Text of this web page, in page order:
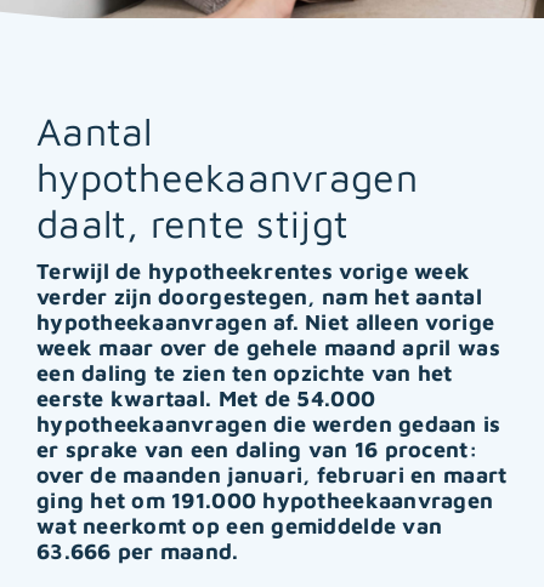
Aantal
hypotheekaanvragen
daalt, rente stijgt
Terwijl de hypotheekrentes vorige week
verder zijn doorgestegen, nam het aantal
hypotheekaanvragen af. Niet alleen vorige
week maar over de gehele maand april was
een daling te zien ten opzichte van het
eerste kwartaal. Met de 54.000
hypotheekaanvragen die werden gedaan is
er sprake van een daling van 16 procent:
over de maanden januari, februari en maart
ging het om 191.000 hypotheekaanvragen
wat neerkomt op een gemiddelde van
63.666 per maand.